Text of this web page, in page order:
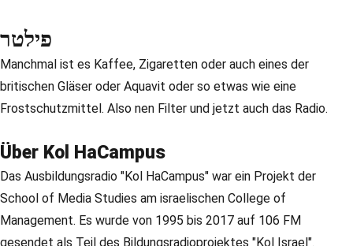
פילטר
Manchmal ist es Kaffee, Zigaretten oder auch eines der
britischen Gläser oder Aquavit oder so etwas wie eine
Frostschutzmittel. Also nen Filter und jetzt auch das Radio.
Über Kol HaCampus
Das Ausbildungsradio "Kol HaCampus" war ein Projekt der
School of Media Studies am israelischen College of
Management. Es wurde von 1995 bis 2017 auf 106 FM
gesendet als Teil des Bildungsradioprojektes "Kol Israel".